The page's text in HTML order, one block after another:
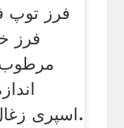
فرز توپ
فرز
مرطوب
اسپری